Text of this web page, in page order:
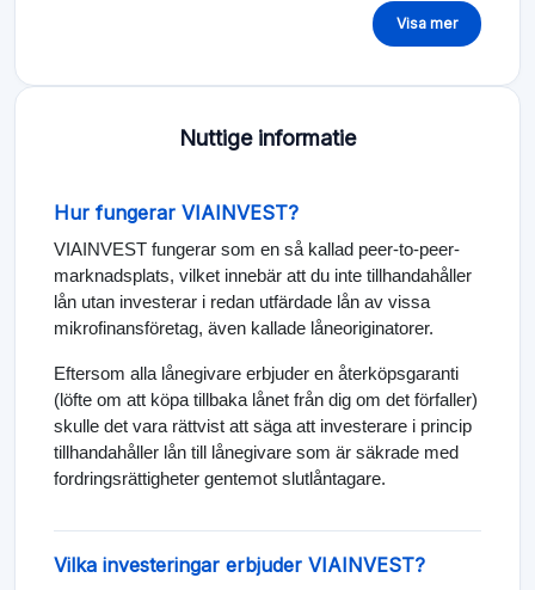
Visa mer
Nuttige informatie
Hur fungerar VIAINVEST?
VIAINVEST fungerar som en så kallad peer-to-peer-
marknadsplats, vilket innebär att du inte tillhandahåller
lån utan investerar i redan utfärdade lån av vissa
mikrofinansföretag, även kallade låneoriginatorer.
Eftersom alla lånegivare erbjuder en återköpsgaranti
(löfte om att köpa tillbaka lånet från dig om det förfaller)
skulle det vara rättvist att säga att investerare i princip
tillhandahåller lån till lånegivare som är säkrade med
fordringsrättigheter gentemot slutlåntagare.
Vilka investeringar erbjuder VIAINVEST?